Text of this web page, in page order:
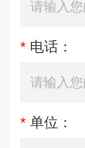
* 电话：
* 单位：